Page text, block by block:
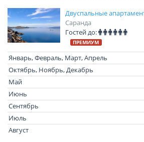
Двуспальные
Саранда
Гостей до:
ПРЕМИУМ
Январь, Февраль, Март, Апрель
Октябрь, Ноябрь, Декабрь
Май
Июнь
Сентябрь
Июль
Август